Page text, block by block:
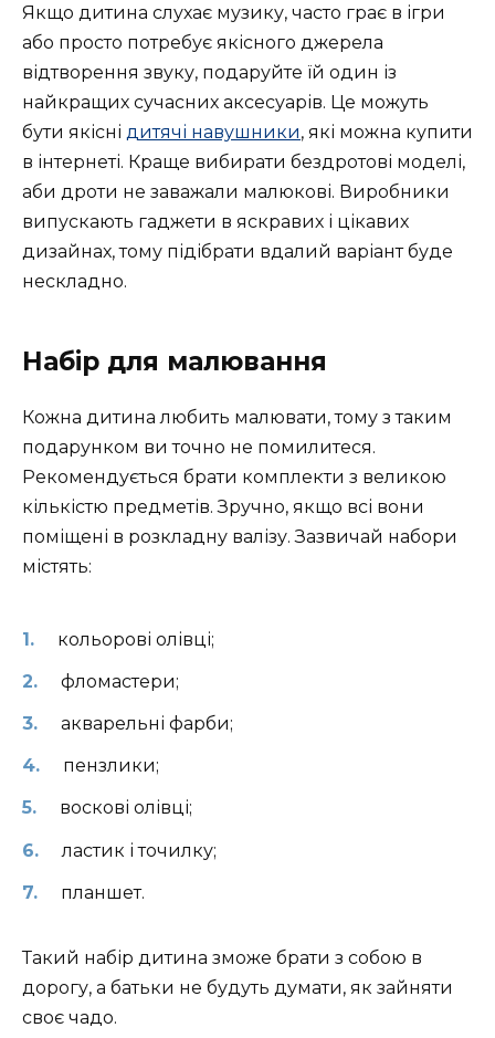
Якщо дитина слухає музику, часто грає в ігри
або просто потребує якісного джерела
відтворення звуку, подаруйте їй один із
найкращих сучасних аксесуарів. Це можуть
бути якісні дитячі навушники, які можна купити
в інтернеті. Краще вибирати бездротові моделі,
аби дроти не заважали малюкові. Виробники
випускають гаджети в яскравих і цікавих
дизайнах, тому підібрати вдалий варіант буде
нескладно.
Набір для малювання
Кожна дитина любить малювати, тому з таким
подарунком ви точно не помилитеся.
Рекомендується брати комплекти з великою
кількістю предметів. Зручно, якщо всі вони
поміщені в розкладну валізу. Зазвичай набори
містять:
кольорові олівці;
фломастери;
акварельні фарби;
пензлики;
воскові олівці;
ластик і точилку;
планшет.
Такий набір дитина зможе брати з собою в
дорогу, а батьки не будуть думати, як зайняти
своє чадо.